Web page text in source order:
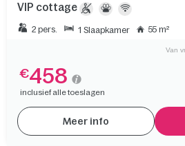
VIP cottage
2 pers. 1 Slaapkamer 55 m²
Van
€458
inclusief alle toeslagen
Meer info